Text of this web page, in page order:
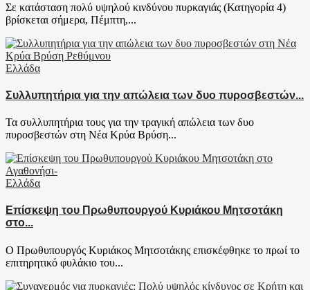
Σε κατάσταση πολύ υψηλού κινδύνου πυρκαγιάς (Κατηγορία 4)
βρίσκεται σήμερα, Πέμπτη,...
Ελλάδα
Συλλυπητήρια για την απώλεια των δυο πυροσβεστών...
Τα συλλυπητήρια τους για την τραγική απώλεια των δυο
πυροσβεστών στη Νέα Κρύα Βρύση...
Ελλάδα
Επίσκεψη του Πρωθυπουργού Κυριάκου Μητσοτάκη
στο...
Ο Πρωθυπουργός Κυριάκος Μητσοτάκης επισκέφθηκε το πρωί το
επιτηρητικό φυλάκιο του...